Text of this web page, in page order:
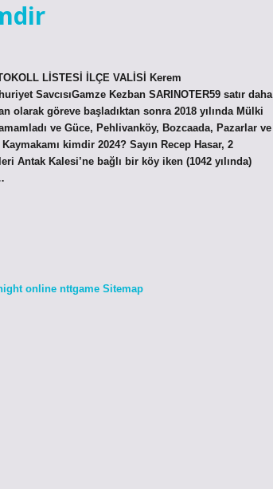
LİSTESİ İLÇE VALİSİ Kerem
SavcısıGamze Kezban SARINOTER59 satır daha
olarak göreve başladıktan sonra 2018 yılında Mülki
ve Güce, Pehlivanköy, Bozcaada, Pazarlar ve
kimdir 2024? Sayın Recep Hasar, 2
Antak Kalesi’ne bağlı bir köy iken (1042 yılında)
online nttgame Sitemap